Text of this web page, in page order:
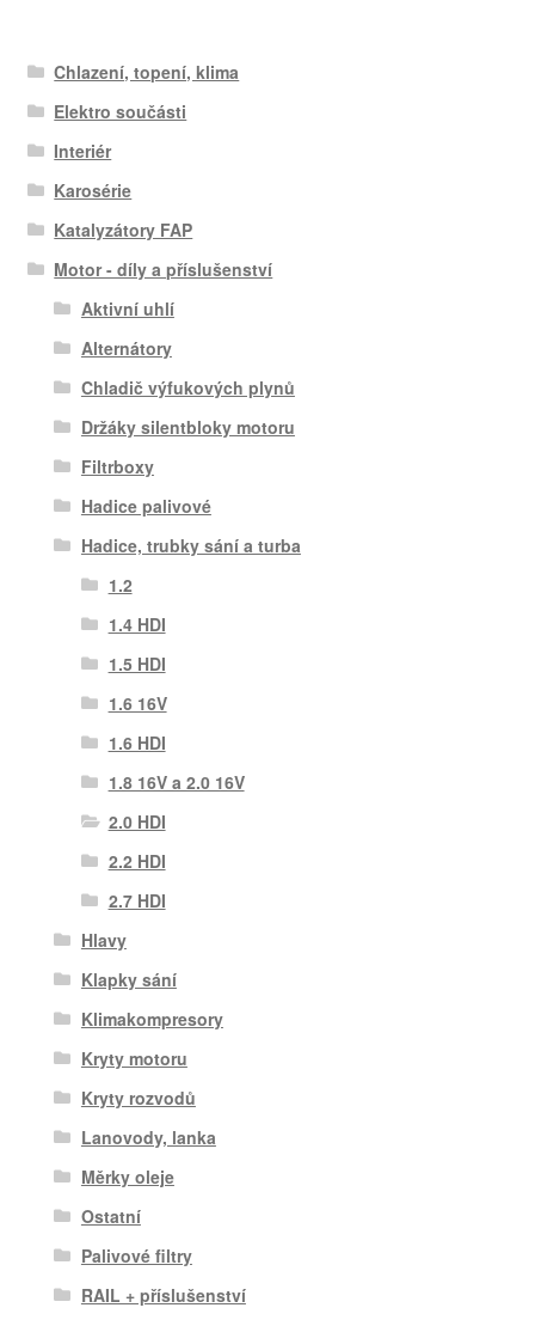
Chlazení, topení, klima
Elektro součásti
Interiér
Karosérie
Katalyzátory FAP
Motor - díly a příslušenství
Aktivní uhlí
Alternátory
Chladič výfukových plynů
Držáky silentbloky motoru
Filtrboxy
Hadice palivové
Hadice, trubky sání a turba
1.2
1.4 HDI
1.5 HDI
1.6 16V
1.6 HDI
1.8 16V a 2.0 16V
2.0 HDI
2.2 HDI
2.7 HDI
Hlavy
Klapky sání
Klimakompresory
Kryty motoru
Kryty rozvodů
Lanovody, lanka
Měrky oleje
Ostatní
Palivové filtry
RAIL + příslušenství